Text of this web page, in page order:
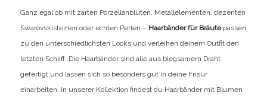
Ganz egal ob mit zarten Porzellanblüten, Metallelementen, dezenten
Swarovskisteinen oder echten Perlen – Haarbänder für Bräutepassen
zu den unterschiedlichsten Looks und verleihen deinem Outfit den
letzten Schliff. Die Haarbänder sind alle aus biegsamem Draht
gefertigt und lassen sich so besonders gut in deine Frisur
einarbeiten. In unserer Kollektion findest du Haarbänder mit Blumen